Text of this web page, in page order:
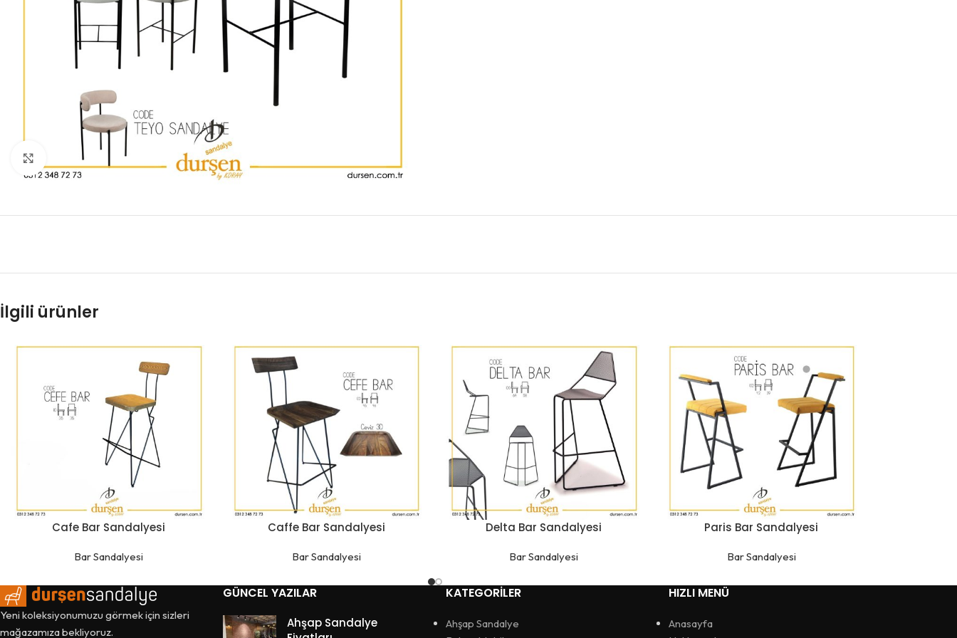
Büyütmek için tıklayın
İlgili ürünler
Cafe Bar Sandalyesi
Bar Sandalyesi
Caffe Bar Sandalyesi
Bar Sandalyesi
Delta Bar Sandalyesi
Bar Sandalyesi
Paris Bar Sandalyesi
Bar Sandalyesi
Yeni koleksiyonumuzu görmek için sizleri
mağazamıza bekliyoruz.
GÜNCEL YAZILAR
Ahşap Sandalye
KATEGORILER
Ahşap Sandalye
HIZLI MENÜ
Anasayfa